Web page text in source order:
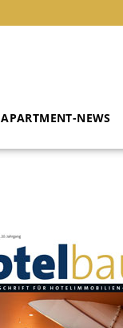
APARTMENT-NEWS